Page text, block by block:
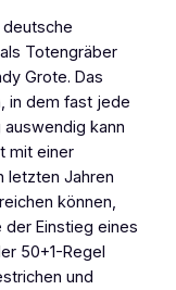
Totengräber
Grote. Das
in dem fast jede
kann
mit einer
letzten Jahren
können,
Einstieg eines
50+1-Regel
und